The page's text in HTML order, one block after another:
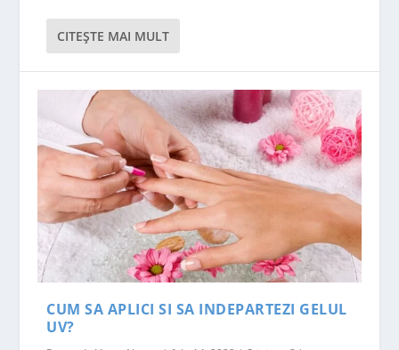
CITEŞTE MAI MULT
CUM SA APLICI SI SA INDEPARTEZI GELUL
UV?